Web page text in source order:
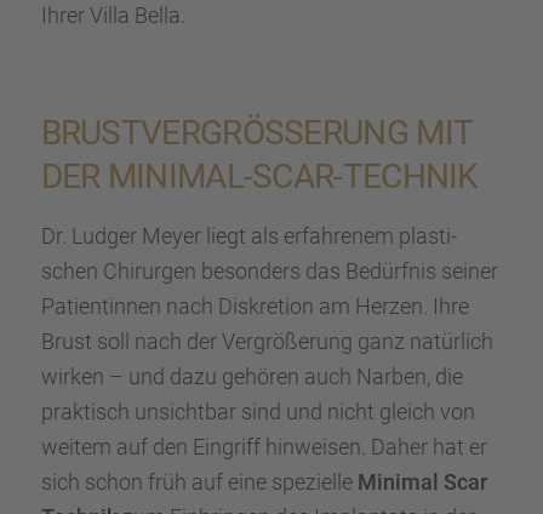
Ihrer Villa Bella.
BRUST­VER­GRÖ­SSE­RUNG MIT D
ER MINIMAL-SCAR-TECHNIK
Dr. Ludger Meyer liegt als erfah­re­nem plasti­
schen Chirur­gen beson­ders das Bedürf­nis seiner
Patien­tin­nen nach Diskre­tion am Herzen. Ihre
Brust soll nach der Vergrö­ße­rung ganz natür­lich
wirken – und dazu gehören auch Narben, die
praktisch unsicht­bar sind und nicht gleich von
weitem auf den Eingriff hinwei­sen. Daher hat er
sich schon früh auf eine spezi­elle Minimal Scar